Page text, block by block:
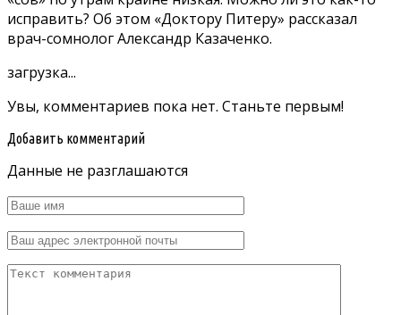
исправить? Об этом «Доктору Питеру» рассказал
врач-сомнолог Александр Казаченко.
загрузка...
Увы, комментариев пока нет. Станьте первым!
Добавить комментарий
Данные не разглашаются